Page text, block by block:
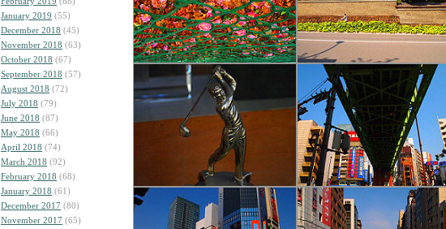
January 2019 (55)
December 2018 (45)
November 2018 (63)
October 2018 (67)
September 2018 (57)
August 2018 (72)
July 2018 (79)
June 2018 (87)
May 2018 (66)
April 2018 (74)
March 2018 (92)
February 2018 (68)
January 2018 (61)
December 2017 (80)
November 2017 (65)